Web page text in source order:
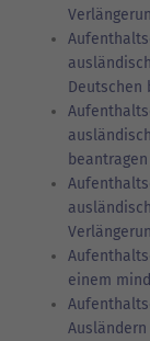
Deutschen
beantragen
einem